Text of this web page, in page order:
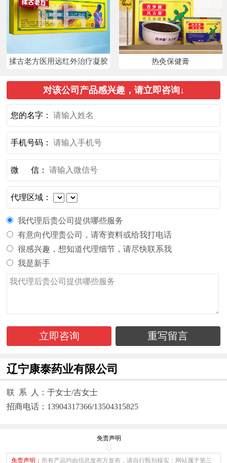
揉古老方医用远红外治疗凝胶 热灸保健膏
对该公司产品感兴趣，请立即咨询↓
您的名字：
手机号码：
微 信：
代理区域：
我代理后贵公司提供哪些服务
有意向代理贵公司，请寄资料或给我打电话
很感兴趣，想知道代理细节，请尽快联系我
我是新手
立即咨询 重写留言
辽宁康泰药业有限公司
联 系 人：于女士/吉女士
招商电话：13904317366/13504315825
免责声明
免责声明： 所有产品均由信息发布方发布，请自行甄别核实；网站属于第三